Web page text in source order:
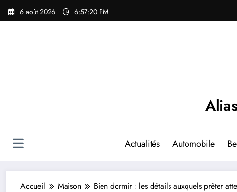
Aller
6 août 2026 6:57:21 PM
Actualités Automobile
Accueil Maison Bien dormir : les détails auxquels prêter